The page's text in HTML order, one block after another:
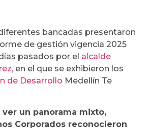
bancadas presentaron
de gestión vigencia 2025
pasados por el alcalde
en el que se exhibieron los
de Desarrollo Medellín Te
un panorama mixto,
Corporados reconocieron